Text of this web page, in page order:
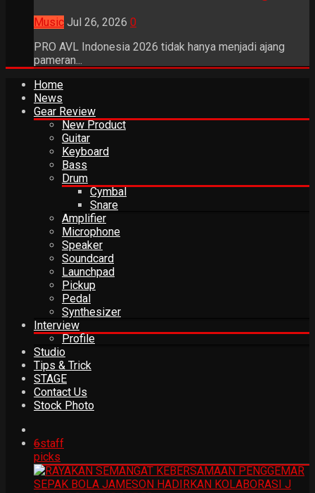
Music Jul 26, 2026 0
PRO AVL Indonesia 2026 tidak hanya menjadi ajang
pameran...
Home
News
Gear Review
New Product
Guitar
Keyboard
Bass
Drum
Cymbal
Snare
Amplifier
Microphone
Speaker
Soundcard
Launchpad
Pickup
Pedal
Synthesizer
Interview
Profile
Studio
Tips & Trick
STAGE
Contact Us
Stock Photo
6staff
picks